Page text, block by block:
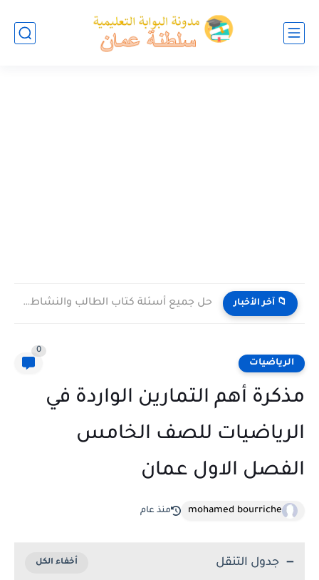
📁 آخر الأخبار حل جميع أسئلة كتاب الطالب والنشاط في الاحياء للصف العاشر...
الرياضيات
0
مذكرة أهم التمارين الواردة في
الرياضيات للصف الخامس
الفصل الاول عمان
mohamed bourriche منذ عام
جدول التنقل